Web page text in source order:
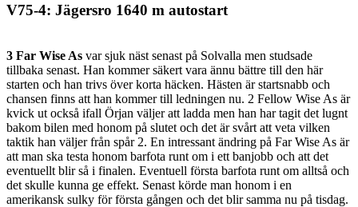
V75-4: Jägersro 1640 m autostart
3 Far Wise As var sjuk näst senast på Solvalla men studsade
tillbaka senast. Han kommer säkert vara ännu bättre till den här
starten och han trivs över korta häcken. Hästen är startsnabb och
chansen finns att han kommer till ledningen nu. 2 Fellow Wise As är
kvick ut också ifall Örjan väljer att ladda men han har tagit det lugnt
bakom bilen med honom på slutet och det är svårt att veta vilken
taktik han väljer från spår 2. En intressant ändring på Far Wise As är
att man ska testa honom barfota runt om i ett banjobb och att det
eventuellt blir så i finalen. Eventuell första barfota runt om alltså och
det skulle kunna ge effekt. Senast körde man honom i en
amerikansk sulky för första gången och det blir samma nu på tisdag.